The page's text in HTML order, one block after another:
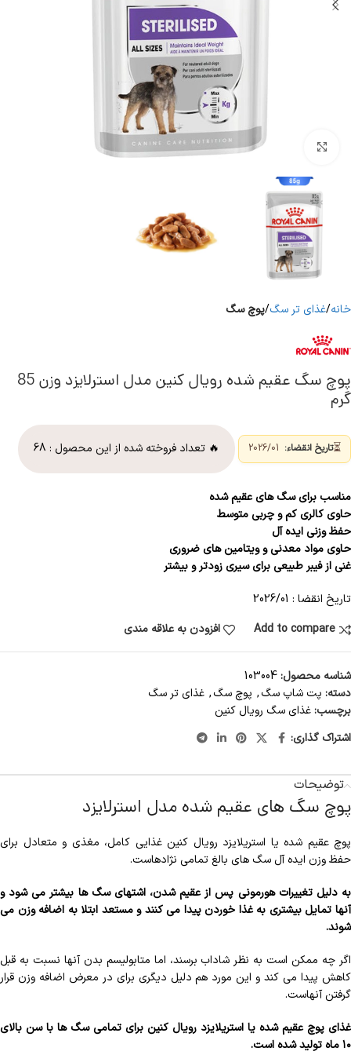
برای بزرگنمایی کلیک کنید
خانه غذای تر سگ پوچ سگ
پوچ سگ عقیم شده رویال کنین مدل استرلایزد وزن 85
گرم
⏳تاریخ انقضاء: 🔥 تعداد فروخته شده از این محصول : 68
مناسب برای سگ های عقیم شده
حاوی کالری کم و چربی متوسط
حفظ وزنی ایده آل
حاوی مواد معدنی و ویتامین های ضروری
غنی از فیبر طبیعی برای سیری زودتر و بیشتر
تاریخ انقضا : 2026/01
Add to compare
افزودن به علاقه مندی
شناسه محصول:103004
دسته: پت شاپ سگ, پوچ سگ, غذای تر سگ
برچسب:غذای سگ رویال کنین
اشتراک گذاری:
توضیحات
پوچ سگ های عقیم شده مدل استرلایزد
پوچ عقیم شده یا استریلایزد رویال کنین غذایی کامل، مغذی و متعادل برای
حفظ وزن ایده آل سگ های بالغ تمامی نژادهاست.
به دلیل تغییرات هورمونی پس از عقیم شدن، اشتهای سگ ها بیشتر می شود و
آنها تمایل بیشتری به غذا خوردن پیدا می کنند و مستعد ابتلا به اضافه وزن می
شوند.
اگر چه ممکن است به نظر شاداب برسند، اما متابولیسم بدن آنها نسبت به قبل
کاهش پیدا می کند و این مورد هم دلیل دیگری برای در معرض اضافه وزن قرار
گرفتن آنهاست.
غذای پوچ عقیم شده یا استریلایزد رویال کنین برای تمامی سگ ها با سن بالای
۱۰ ماه تولید شده است.